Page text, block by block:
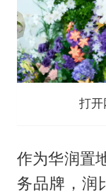
打
作为华润置
务品牌，润